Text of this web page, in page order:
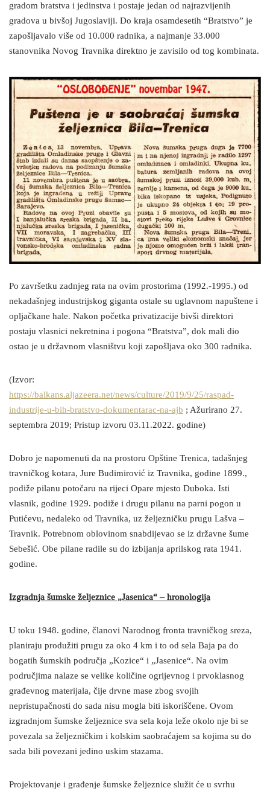
gradom bratstva i jedinstva i postaje jedan od najrazvijenih
gradova u bivšoj Jugoslaviji. Do kraja osamdesetih “Bratstvo” je
zapošljavalo više od 10.000 radnika, a najmanje 33.000
stanovnika Novog Travnika direktno je zavisilo od tog kombinata.
Po završetku zadnjeg rata na ovim prostorima (1992.-1995.) od
nekadašnjeg industrijskog giganta ostale su uglavnom napuštene i
opljačkane hale. Nakon početka privatizacije bivši direktori
postaju vlasnici nekretnina i pogona “Bratstva”, dok mali dio
ostao je u državnom vlasništvu koji zapošljava oko 300 radnika.
(Izvor:
https://balkans.aljazeera.net/news/culture/2019/9/25/raspad-
industrije-u-bih-bratstvo-dokumentarac-na-ajb ; Ažurirano 27.
septembra 2019; Pristup izvoru 03.11.2022. godine)
Dobro je napomenuti da na prostoru Opštine Trenica, tadašnjeg
travničkog kotara, Jure Budimirović iz Travnika, godine 1899.,
podiže pilanu potočaru na rijeci Opare mjesto Duboka. Isti
vlasnik, godine 1929. podiže i drugu pilanu na parni pogon u
Putićevu, nedaleko od Travnika, uz željezničku prugu Lašva –
Travnik. Potrebnom oblovinom snabdijevao se iz državne šume
Sebešić. Obe pilane radile su do izbijanja aprilskog rata 1941.
godine.
Izgradnja šumske željeznice „Jasenica“ – hronologija
U toku 1948. godine, članovi Narodnog fronta travničkog sreza,
planiraju produžiti prugu za oko 4 km i to od sela Baja pa do
bogatih šumskih područja „Kozice“ i „Jasenice“. Na ovim
područjima nalaze se velike količine ogrijevnog i prvoklasnog
građevnog materijala, čije drvne mase zbog svojih
nepristupačnosti do sada nisu mogla biti iskoriščene. Ovom
izgradnjom šumske željeznice sva sela koja leže okolo nje bi se
povezala sa željezničkim i kolskim saobraćajem sa kojima su do
sada bili povezani jedino uskim stazama.
Projektovanje i građenje šumske željeznice služit će u svrhu